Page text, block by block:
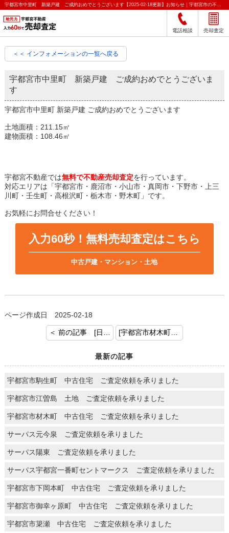
宇都宮市中里町 新築戸建 ご成約おめでとうございます【2025-02-18更新】お知らせ｜宇都宮市の不動産をクイック売却査定｜宇都宮不動産
電話相談 売却査定
＜＜ インフォメーションの一覧へ戻る
宇都宮市中里町 新築戸建 ご成約おめでとうございま
す
宇都宮市中里町 新築戸建 ご成約おめでとうございます
土地面積：211.15㎡
建物面積：108.46㎡
宇都宮不動産では無料で不動産売却査定を行っています。
対応エリアは「宇都宮市・鹿沼市・小山市・真岡市・下野市・上三
川町・壬生町・高根沢町・栃木市・野木町」です。
お気軽にお問合せください！
入力60秒！無料売却査定はこちら
中古戸建・マンション・土地
ページ作成日 2025-02-18
[宇都宮市材木町 材木町ハイツ ご成約おめでとうございます] 次の記事 ＞
最新の記事
宇都宮市駒生町 中古住宅 ご査定依頼を承りました
宇都宮市江曽島 土地 ご査定依頼を承りました
宇都宮市材木町 中古住宅 ご査定依頼を承りました
サーパス元今泉 ご査定依頼を承りました
サーパス陽東 ご査定依頼を承りました
サーパス宇都宮一番町セントマークス ご査定依頼を承りました
宇都宮市下岡本町 中古住宅 ご査定依頼を承りました
宇都宮市御幸ヶ原町 中古住宅 ご査定依頼を承りました
宇都宮市簗瀬 中古住宅 ご査定依頼を承りました